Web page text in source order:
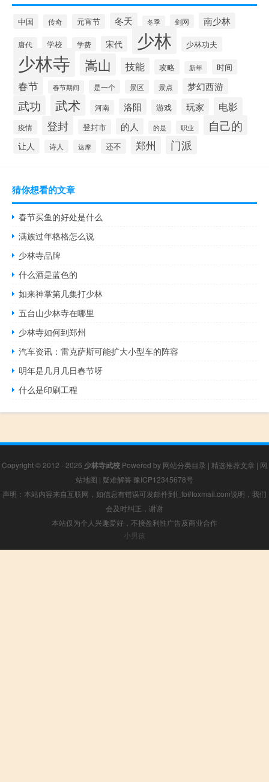
中国 传奇 元宵节 冬天 冬季 剑网 南少林
唐代 学校 学费 宋代 少林 少林功夫
少林寺 嵩山 技能 攻略 新年 时间
春节 春节期间 是一个 景区 景点 梦幻西游
武功 武术 河南 洛阳 游戏 玩家 电影
疫情 登封 登封市 的人 的是 职业 自己的
让人 诗人 达摩 还不 郑州 门派
猜你想看的文章
春节买鱼的好处是什么
满族过年格格怎么说
少林寺品牌
什么酒是蓝色的
如来神掌第几集打少林
五台山少林寺在哪里
少林寺如何到郑州
汽车资讯：雷克萨斯可能扩大小型车的阵容
明年是几月几日春节呀
什么是印刷工程
Copyright © 2012 - 2026 少林寺武校 Powered by 网站分类目录 | 精选推荐文章 | 网
站地图 | 疑难解答 豫ICP12345678号
声明：本站内容来自互联网，如信息有错误可发邮件到f_fb#foxmail.com说明，我们
会及时纠正，谢谢
本站仅为个人兴趣爱好，不接盈利性广告及商业合作
小男孩